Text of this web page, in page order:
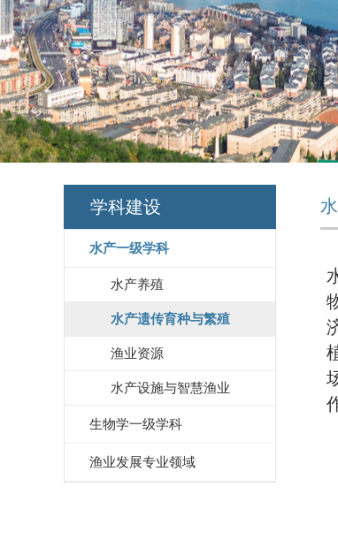
学科建设
水产一级学科
水产养殖
水产遗传育种与繁殖
渔业资源
水产设施与智慧渔业
生物学一级学科
渔业发展专业领域